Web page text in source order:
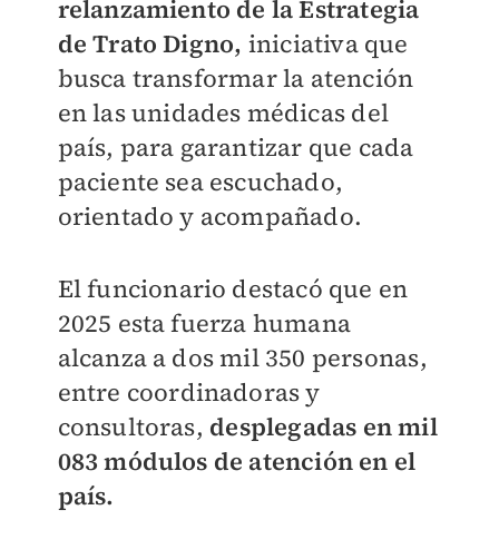
relanzamiento de la Estrategia
de Trato Digno, iniciativa que
busca transformar la atención
en las unidades médicas del
país, para garantizar que cada
paciente sea escuchado,
orientado y acompañado.
El funcionario destacó que en
2025 esta fuerza humana
alcanza a dos mil 350 personas,
entre coordinadoras y
consultoras, desplegadas en mil
083 módulos de atención en el
país.